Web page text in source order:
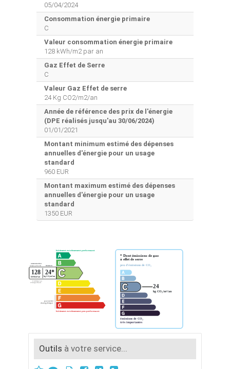
05/04/2024
Consommation énergie primaire
C
Valeur consommation énergie primaire
128 kWh/m2 par an
Gaz Effet de Serre
C
Valeur Gaz Effet de serre
24 Kg CO2/m2/an
Année de référence des prix de l'énergie
(DPE réalisés jusqu'au 30/06/2024)
01/01/2021
Montant minimum estimé des dépenses
annuelles d'énergie pour un usage
standard
960 EUR
Montant maximum estimé des dépenses
annuelles d'énergie pour un usage
standard
1350 EUR
Outils à votre service...